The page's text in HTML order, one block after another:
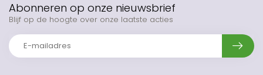
Abonneren op onze nieuwsbrief
Blijf op de hoogte over onze laatste acties